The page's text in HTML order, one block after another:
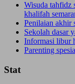
Wisuda tahfidz
khalifah
Penilaian akhir
Sekolah dasar
Informasi libur
Parenting
Stat